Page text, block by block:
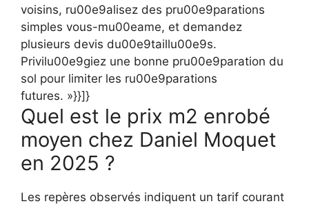
voisins, ru00e9alisez des pru00e9parations
simples vous-mu00eame, et demandez
plusieurs devis du00e9taillu00e9s.
Privilu00e9giez une bonne pru00e9paration du
sol pour limiter les ru00e9parations
futures. »}}]}
Quel est le prix m2 enrobé
moyen chez Daniel Moquet
en 2025 ?
Les repères observés indiquent un tarif courant